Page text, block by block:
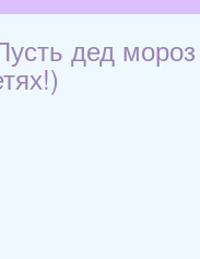
дед мороз